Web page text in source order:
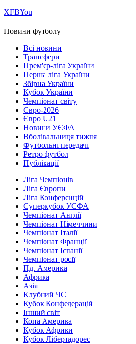
ХFBYou
Новини футболу
Всі новини
Трансфери
Прем'єр-ліга України
Перша ліга України
Збірна України
Кубок України
Чемпіонат світу
Євро-2026
Євро U21
Новини УЄФА
Вболівальниця тижня
Футбольні передачі
Ретро футбол
Публікації
Ліга Чемпіонів
Ліга Європи
Ліга Конференцій
Суперкубок УЄФА
Чемпіонат Англії
Чемпіонат Німеччини
Чемпіонат Італії
Чемпіонат Франції
Чемпіонат Іспанії
Чемпіонат росії
Пд. Америка
Африка
Азія
Клубний ЧС
Кубок Конфедерацій
Інший світ
Копа Америка
Кубок Африки
Кубок Лібертадорес